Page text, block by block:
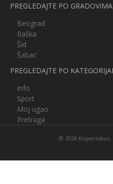
PREGLEDAJTE PO GRADOVIMA
Beograd
Raška
Šid
Šabac
PREGLEDAJTE PO
Info
Sport
Moj ugao
Pretraga
© 2026 Kopernikus.